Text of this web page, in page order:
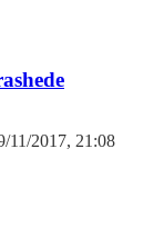
11/2017, 21:08